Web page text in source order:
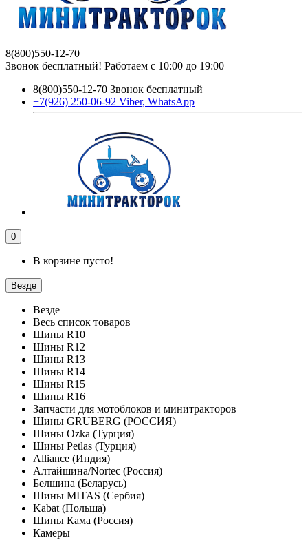
8(800)550-12-70
Звонок бесплатный! Работаем с 10:00 до 19:00
8(800)550-12-70 Звонок бесплатный
+7(926) 250-06-92 Viber, WhatsApp
0
В корзине пусто!
Везде
Везде
Весь список товаров
Шины R10
Шины R12
Шины R13
Шины R14
Шины R15
Шины R16
Запчасти для мотоблоков и минитракторов
Шины GRUBERG (РОССИЯ)
Шины Ozka (Турция)
Шины Petlas (Турция)
Alliance (Индия)
Алтайшина/Nortec (Россия)
Белшина (Беларусь)
Шины MITAS (Сербия)
Kabat (Польша)
Шины Кама (Россия)
Камеры